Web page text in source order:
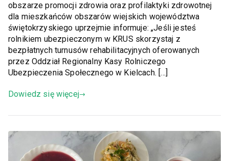
obszarze promocji zdrowia oraz profilaktyki zdrowotnej
dla mieszkańców obszarów wiejskich województwa
świętokrzyskiego uprzejmie informuje: „Jeśli jesteś
rolnikiem ubezpieczonym w KRUS skorzystaj z
bezpłatnych turnusów rehabilitacyjnych oferowanych
przez Oddział Regionalny Kasy Rolniczego
Ubezpieczenia Społecznego w Kielcach. […]
Dowiedz się więcej